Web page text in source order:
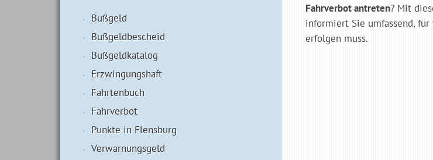
Fahrverbot antreten? Mit
informiert Sie umfassend,
erfolgen muss.
Bußgeld
Bußgeldbescheid
Bußgeldkatalog
Erzwingungshaft
Fahrtenbuch
Fahrverbot
Punkte in Flensburg
Verwarnungsgeld